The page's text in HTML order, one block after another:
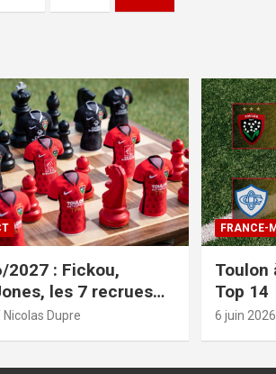
2027 : Fickou,
les 7 recrues
Nicolas Dupre
FRANCE-
Toulon
Top 14
6 juin 2026